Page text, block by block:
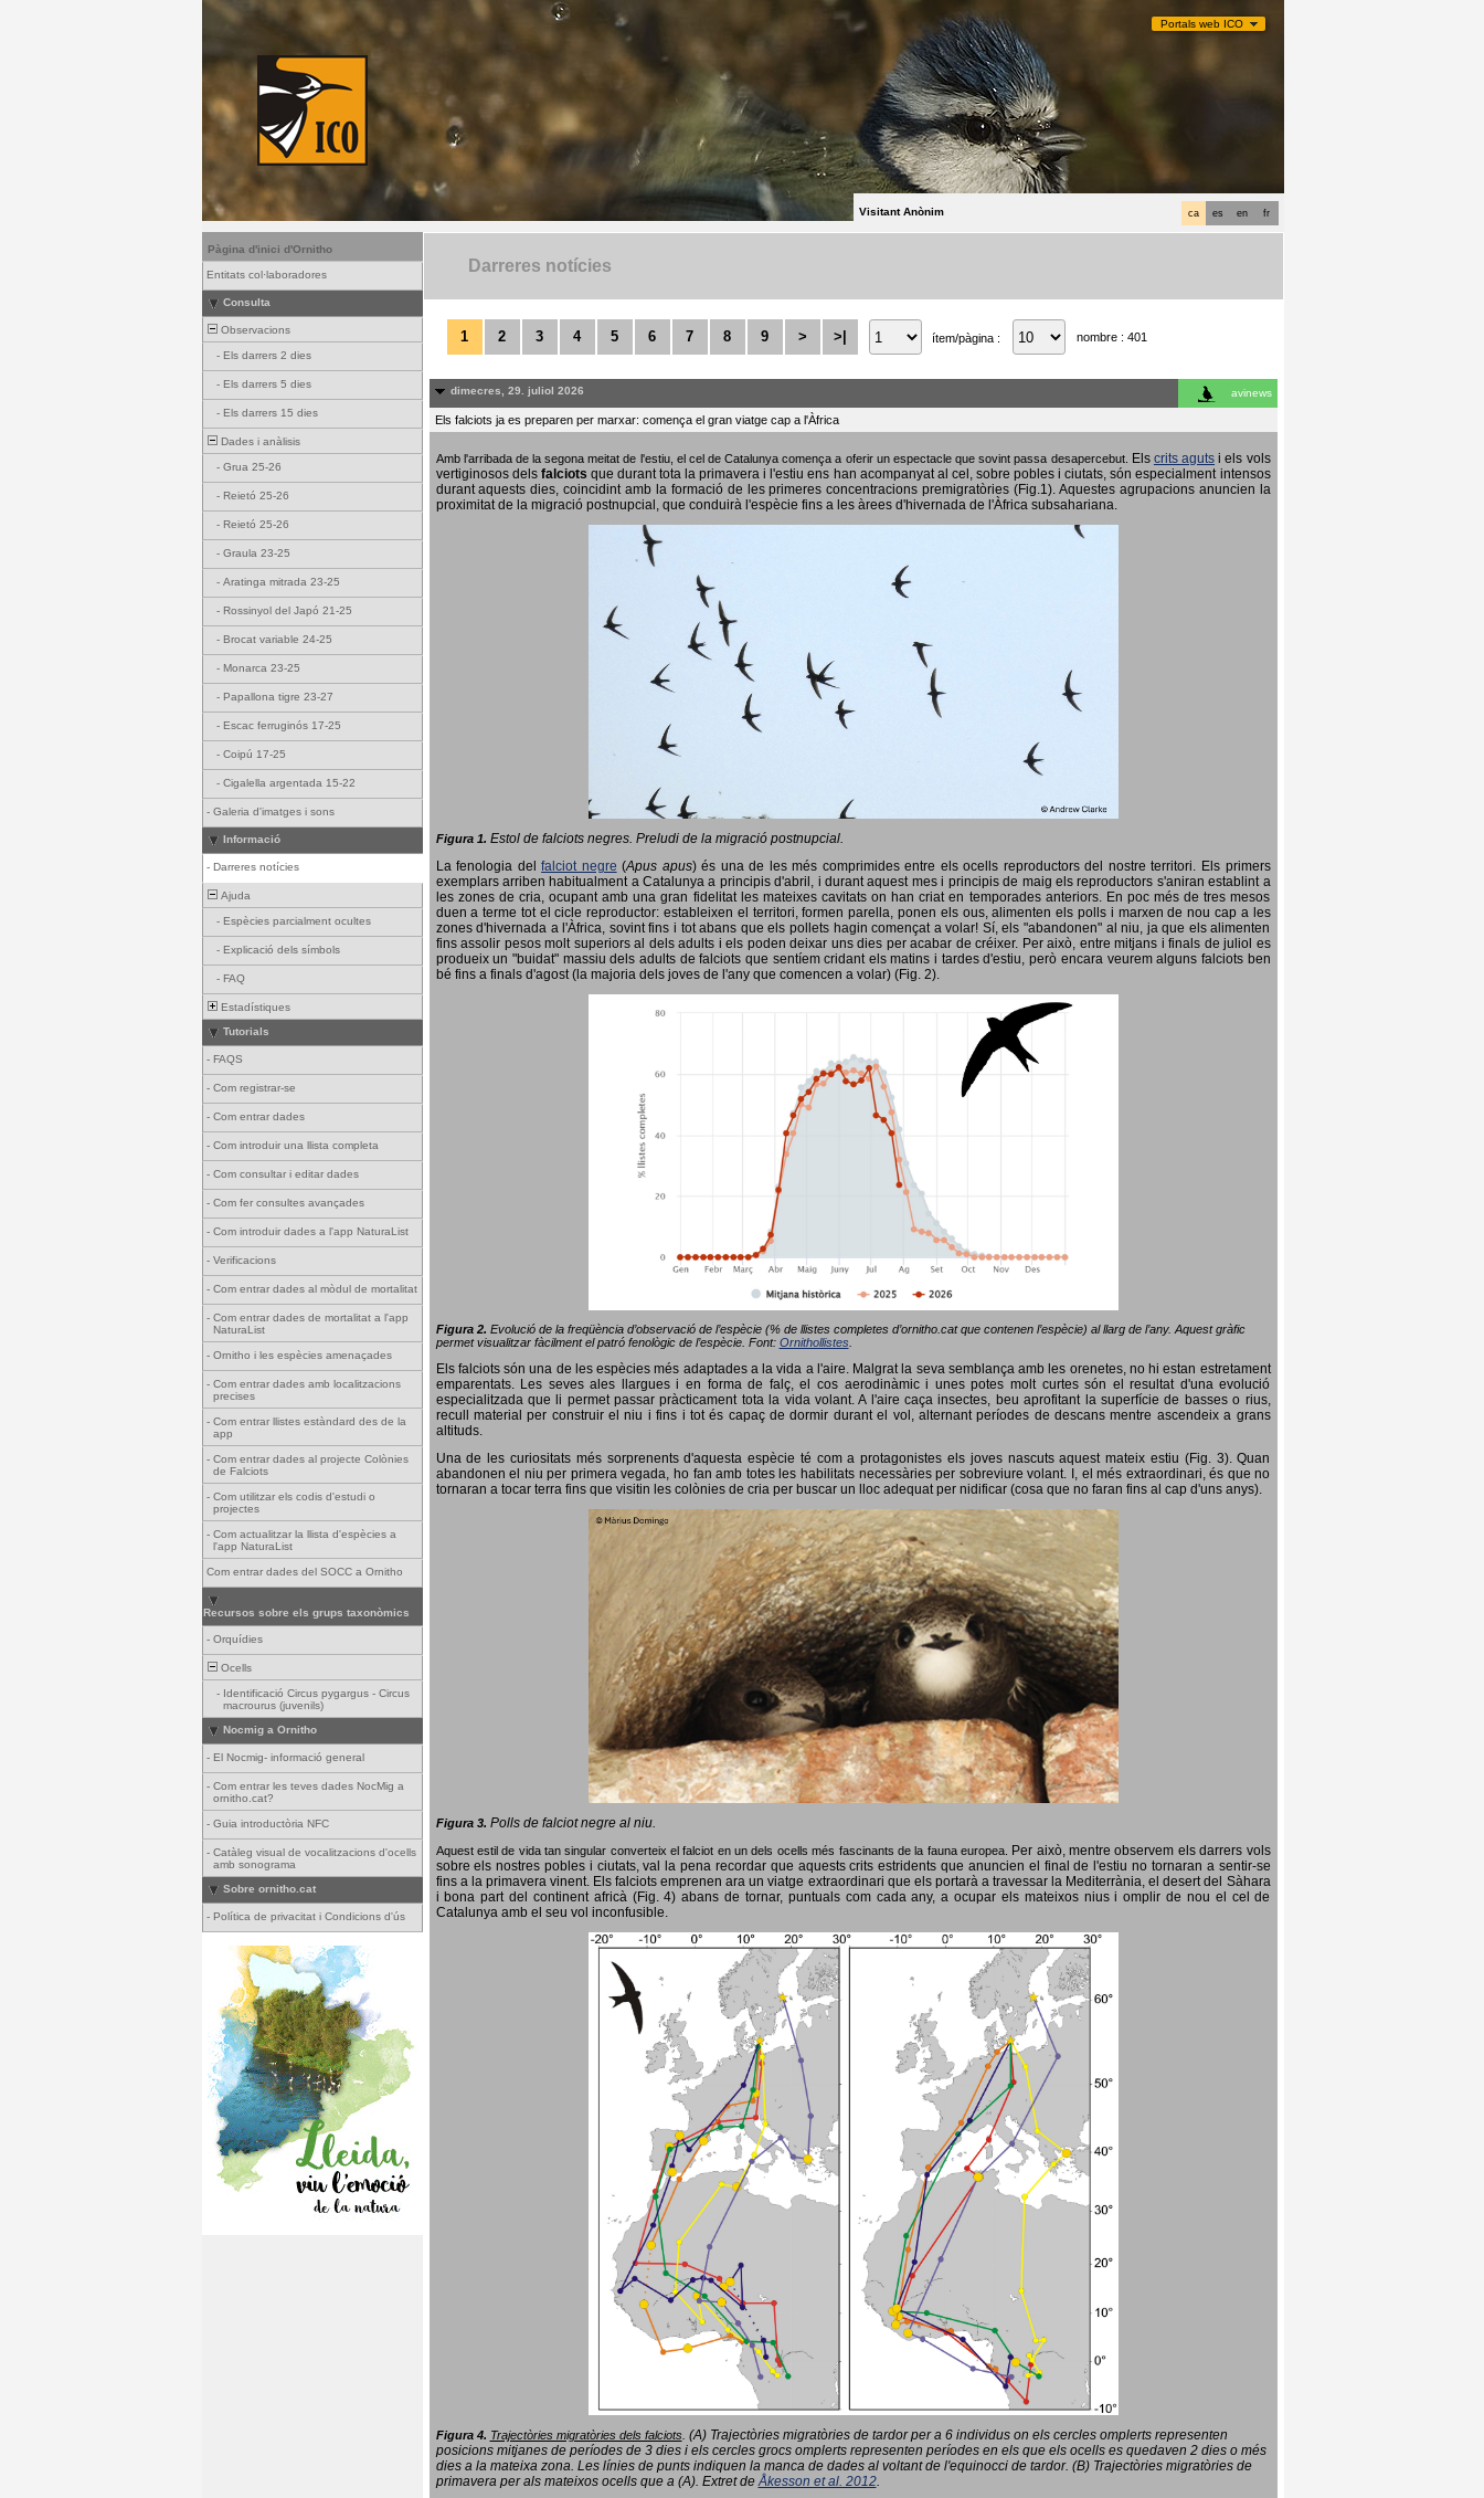
Portals web ICO
fr
en
es
ca
Visitant Anònim
Pàgina d'inici d'Ornitho
Entitats col·laboradores
Consulta
Observacions
- Els darrers 2 dies
- Els darrers 5 dies
- Els darrers 15 dies
Dades i anàlisis
- Grua 25-26
- Reietó 25-26
- Reietó 25-26
- Graula 23-25
- Aratinga mitrada 23-25
- Rossinyol del Japó 21-25
- Brocat variable 24-25
- Monarca 23-25
- Papallona tigre 23-27
- Escac ferruginós 17-25
- Coipú 17-25
- Cigalella argentada 15-22
- Galeria d'imatges i sons
Informació
- Darreres notícies
Ajuda
- Espècies parcialment ocultes
- Explicació dels símbols
- FAQ
Estadístiques
Tutorials
- FAQS
- Com registrar-se
- Com entrar dades
- Com introduir una llista completa
- Com consultar i editar dades
- Com fer consultes avançades
- Com introduir dades a l'app NaturaList
- Verificacions
- Com entrar dades al mòdul de mortalitat
- Com entrar dades de mortalitat a l'app
NaturaList
- Ornitho i les espècies amenaçades
- Com entrar dades amb localitzacions
precises
- Com entrar llistes estàndard des de la
app
- Com entrar dades al projecte Colònies
de Falciots
- Com utilitzar els codis d'estudi o
projectes
- Com actualitzar la llista d'espècies a
l'app NaturaList
Com entrar dades del SOCC a Ornitho
Recursos sobre els grups taxonòmics
- Orquídies
Ocells
- Identificació Circus pygargus - Circus
macrourus (juvenils)
Nocmig a Ornitho
- El Nocmig- informació general
- Com entrar les teves dades NocMig a
ornitho.cat?
- Guia introductòria NFC
- Catàleg visual de vocalitzacions d'ocells
amb sonograma
Sobre ornitho.cat
- Política de privacitat i Condicions d'ús
Darreres notícies
1 2 3 4 5 6 7 8 9 > >| ítem/pàgina : nombre : 401
dimecres, 29. juliol 2026 avinews
Els falciots ja es preparen per marxar: comença el gran viatge cap a l'Àfrica
Amb l'arribada de la segona meitat de l'estiu, el cel de Catalunya comença a oferir un espectacle que sovint passa desapercebut. Els crits aguts i els vols
vertiginosos dels falciots que durant tota la primavera i l'estiu ens han acompanyat al cel, sobre pobles i ciutats, són especialment intensos
durant aquests dies, coincidint amb la formació de les primeres concentracions premigratòries (Fig.1). Aquestes agrupacions anuncien la
proximitat de la migració postnupcial, que conduirà l'espècie fins a les àrees d'hivernada de l'Àfrica subsahariana.
Figura 1. Estol de falciots negres. Preludi de la migració postnupcial.
La fenologia delfalciot negre (Apus apus) és una de les més comprimides entre els ocells reproductors del nostre territori. Els primers
exemplars arriben habitualment a Catalunya a principis d'abril, i durant aquest mes i principis de maig els reproductors s'aniran establint a
les zones de cria, ocupant amb una gran fidelitat les mateixes cavitats on han criat en temporades anteriors. En poc més de tres mesos
duen a terme tot el cicle reproductor: estableixen el territori, formen parella, ponen els ous, alimenten els polls i marxen de nou cap a les
zones d'hivernada a l'Àfrica, sovint fins i tot abans que els pollets hagin començat a volar! Sí, els "abandonen" al niu, ja que els alimenten
fins assolir pesos molt superiors al dels adults i els poden deixar uns dies per acabar de créixer. Per això, entre mitjans i finals de juliol es
produeix un "buidat" massiu dels adults de falciots que sentíem cridant els matins i tardes d'estiu, però encara veurem alguns falciots ben
bé fins a finals d'agost (la majoria dels joves de l'any que comencen a volar) (Fig. 2).
Figura 2. Evolució de la freqüència d’observació de l’espècie (% de llistes completes d’ornitho.cat que contenen l’espècie) al llarg de l’any. Aquest gràfic
permet visualitzar fàcilment el patró fenològic de l’espècie. Font: Ornithollistes.
Els falciots són una de les espècies més adaptades a la vida a l'aire. Malgrat la seva semblança amb les orenetes, no hi estan estretament
emparentats. Les seves ales llargues i en forma de falç, el cos aerodinàmic i unes potes molt curtes són el resultat d'una evolució
especialitzada que li permet passar pràcticament tota la vida volant. A l'aire caça insectes, beu aprofitant la superfície de basses o rius,
recull material per construir el niu i fins i tot és capaç de dormir durant el vol, alternant períodes de descans mentre ascendeix a grans
altituds.
Una de les curiositats més sorprenents d'aquesta espècie té com a protagonistes els joves nascuts aquest mateix estiu (Fig. 3). Quan
abandonen el niu per primera vegada, ho fan amb totes les habilitats necessàries per sobreviure volant. I, el més extraordinari, és que no
tornaran a tocar terra fins que visitin les colònies de cria per buscar un lloc adequat per nidificar (cosa que no faran fins al cap d'uns anys).
Figura 3. Polls de falciot negre al niu.
Aquest estil de vida tan singular converteix el falciot en un dels ocells més fascinants de la fauna europea. Per això, mentre observem els darrers vols
sobre els nostres pobles i ciutats, val la pena recordar que aquests crits estridents que anuncien el final de l'estiu no tornaran a sentir-se
fins a la primavera vinent. Els falciots emprenen ara un viatge extraordinari que els portarà a travessar la Mediterrània, el desert del Sàhara
i bona part del continent africà (Fig. 4) abans de tornar, puntuals com cada any, a ocupar els mateixos nius i omplir de nou el cel de
Catalunya amb el seu vol inconfusible.
Figura 4. Trajectòries migratòries dels falciots. (A) Trajectòries migratòries de tardor per a 6 individus on els cercles omplerts representen
posicions mitjanes de períodes de 3 dies i els cercles grocs omplerts representen períodes en els que els ocells es quedaven 2 dies o més
dies a la mateixa zona. Les línies de punts indiquen la manca de dades al voltant de l'equinocci de tardor. (B) Trajectòries migratòries de
primavera per als mateixos ocells que a (A). Extret deÅkesson et al. 2012.